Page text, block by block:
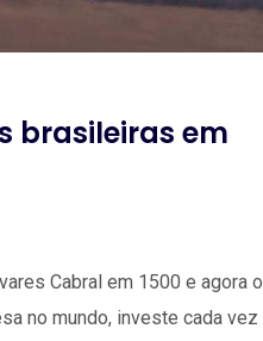
brasileiras em
Cabral em 1500 e agora o
no mundo, investe cada vez